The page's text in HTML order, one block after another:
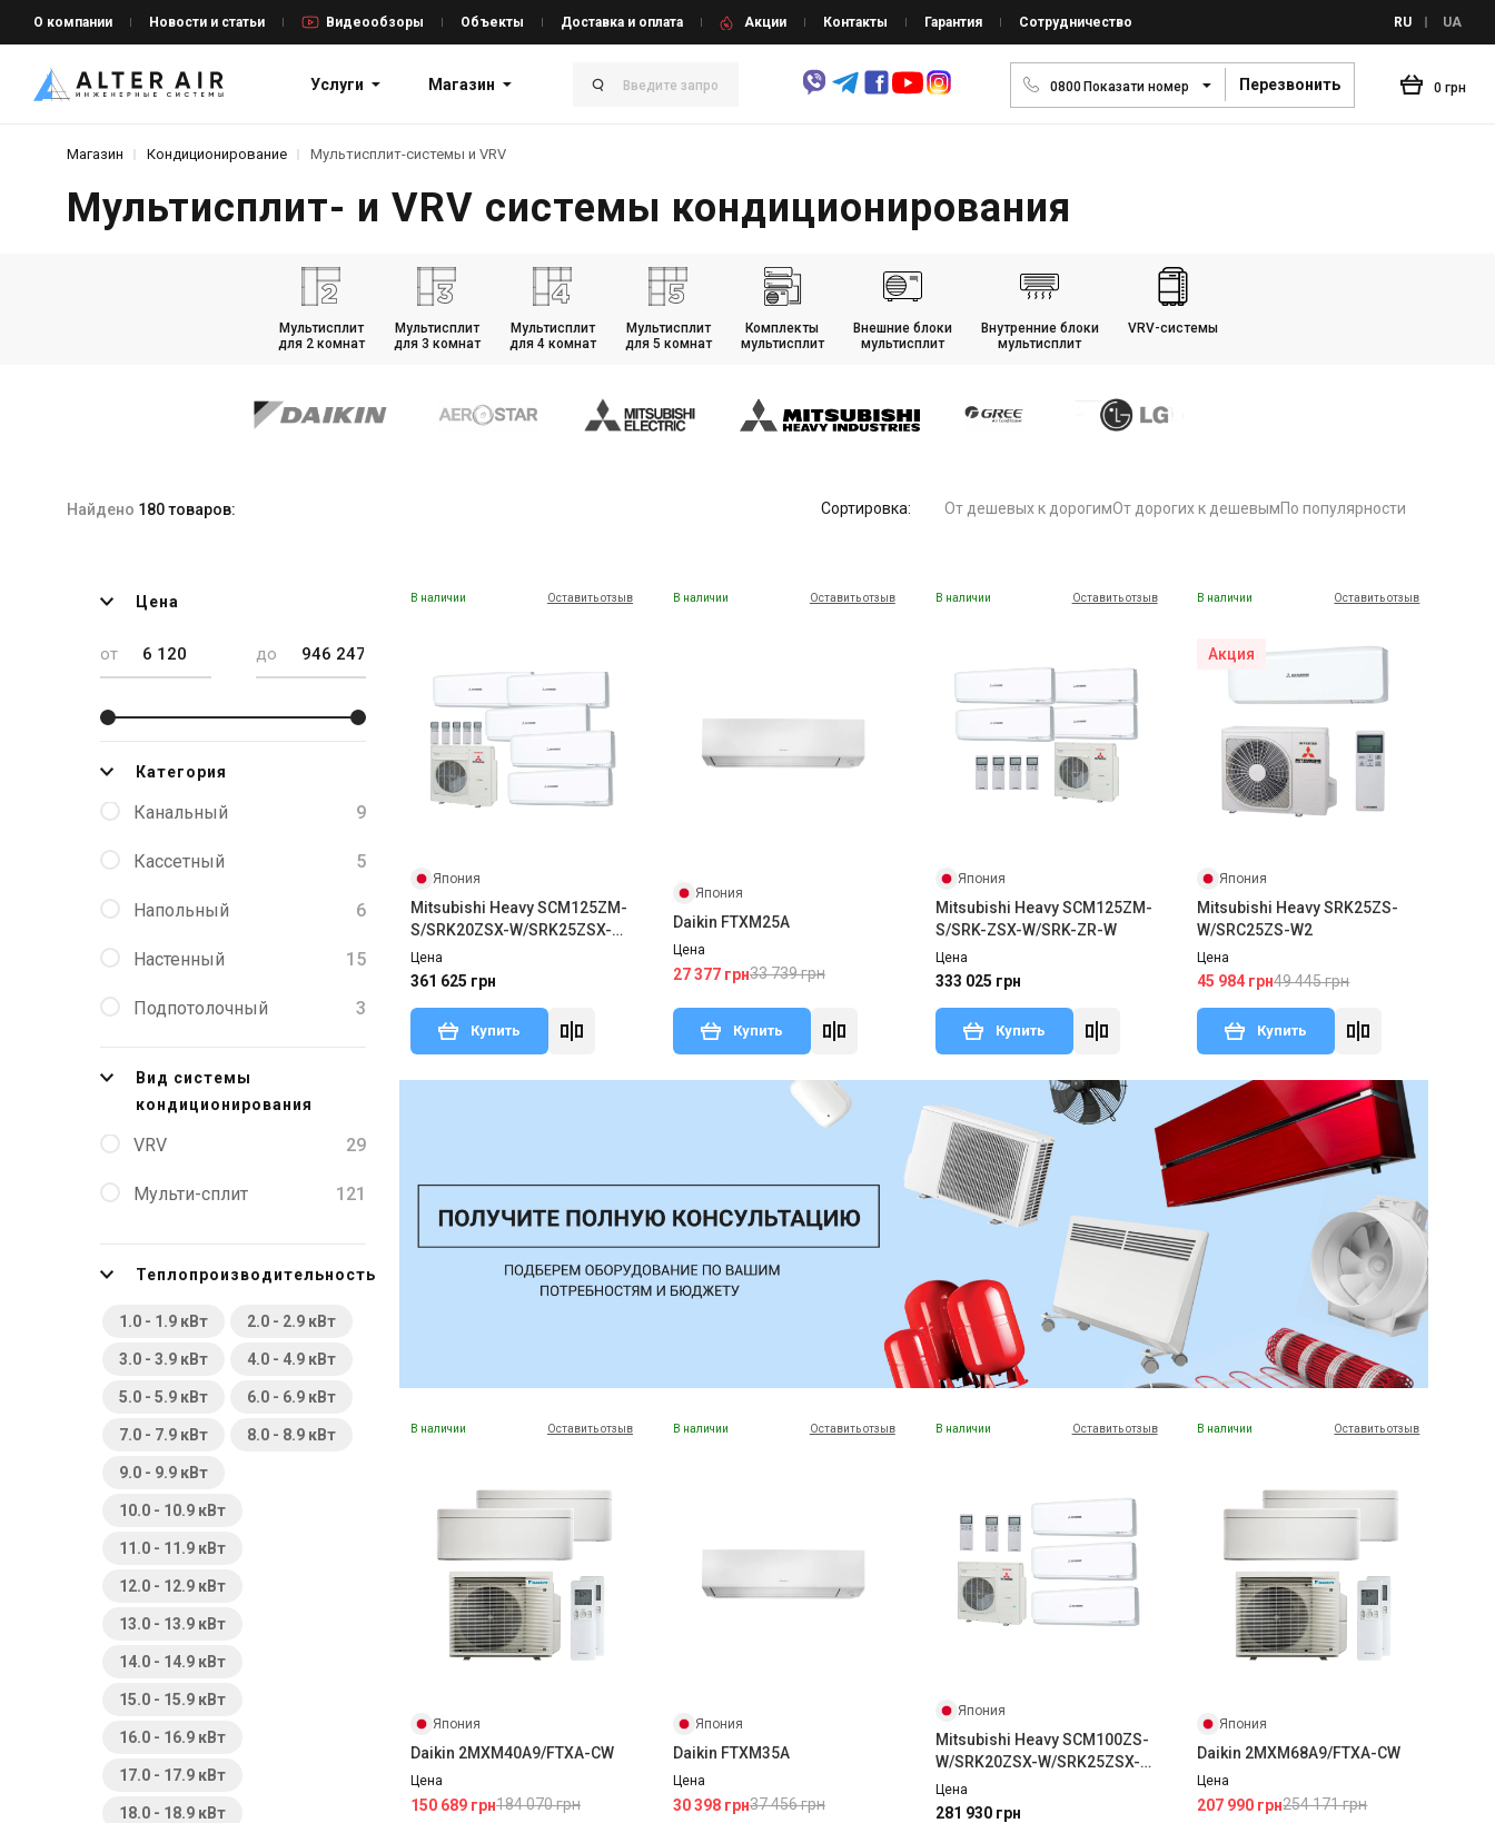
О компании Новости и статьи Видеообзоры Объекты Доставка и оплата Акции Контакты Гарантия Сотрудничество RU UA
Услуги Магазин 0800Показати номер Перезвонить 0 грн
Магазин Кондиционирование Мультисплит-системы и VRV
Мультисплит- и VRV системы кондиционирования
Мультисплит
для 2 комнат
Мультисплит
для 3 комнат
Мультисплит
для 4 комнат
Мультисплит
для 5 комнат
Комплекты
мультисплит
Внешние блоки
мультисплит
Внутренние блоки
мультисплит
VRV-системы
Найдено 180 товаров: Сортировка: От дешевых к дорогимОт дорогих к дешевымПо популярности
Цена
от до
Категория
Канальный 9
Кассетный 5
Напольный 6
Настенный 15
Подпотолочный 3
Вид системы
кондиционирования
VRV 29
Мульти-сплит 121
Теплопроизводительность
1.0 - 1.9 кВт 2.0 - 2.9 кВт
3.0 - 3.9 кВт 4.0 - 4.9 кВт
5.0 - 5.9 кВт 6.0 - 6.9 кВт
7.0 - 7.9 кВт 8.0 - 8.9 кВт
9.0 - 9.9 кВт
10.0 - 10.9 кВт
11.0 - 11.9 кВт
12.0 - 12.9 кВт
13.0 - 13.9 кВт
14.0 - 14.9 кВт
15.0 - 15.9 кВт
16.0 - 16.9 кВт
17.0 - 17.9 кВт
18.0 - 18.9 кВт
В наличии Оставить отзыв
Япония
Mitsubishi Heavy SCM125ZM-
S/SRK20ZSX-W/SRK25ZSX-
W/SRK25ZSX-W/SRK50ZSX-W
Цена
361 625 грн
Купить
В наличии Оставить отзыв
Япония
Daikin FTXM25A
Цена
27 377 грн33 739 грн
Купить
В наличии Оставить отзыв
Япония
Mitsubishi Heavy SCM125ZM-
S/SRK-ZSX-W/SRK-ZR-W
Цена
333 025 грн
Купить
В наличии Оставить отзыв
Акция
Япония
Mitsubishi Heavy SRK25ZS-
W/SRC25ZS-W2
Цена
45 984 грн49 445 грн
Купить
В наличии Оставить отзыв
Япония
Daikin 2MXM40A9/FTXA-CW
Цена
150 689 грн184 070 грн
В наличии Оставить отзыв
Япония
Daikin FTXM35A
Цена
30 398 грн37 456 грн
В наличии Оставить отзыв
Япония
Mitsubishi Heavy SCM100ZS-
W/SRK20ZSX-W/SRK25ZSX-
W/SRK35ZSX-W
Цена
281 930 грн
В наличии Оставить отзыв
Япония
Daikin 2MXM68A9/FTXA-CW
Цена
207 990 грн254 171 грн